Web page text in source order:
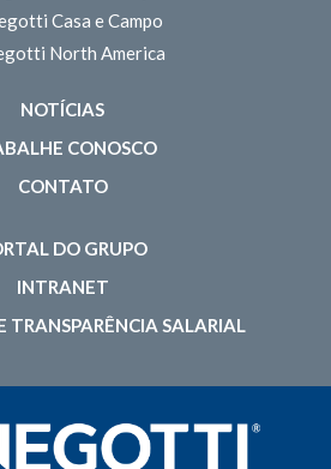
Casa e Campo
North America
NOTÍCIAS
CONOSCO
CONTATO
DO GRUPO
INTRANET
TRANSPARÊNCIA SALARIAL